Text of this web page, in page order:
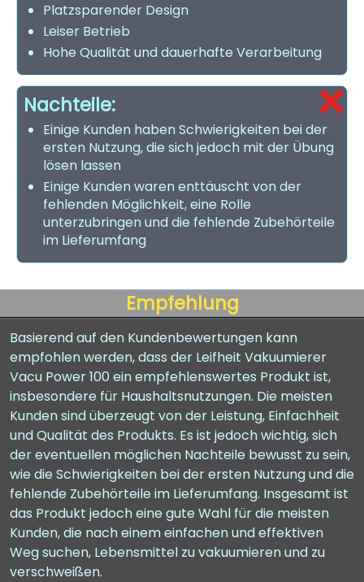
Platzsparender Design
Leiser Betrieb
Hohe Qualität und dauerhafte Verarbeitung
Nachteile:
Einige Kunden haben Schwierigkeiten bei der
ersten Nutzung, die sich jedoch mit der Übung
lösen lassen
Einige Kunden waren enttäuscht von der
fehlenden Möglichkeit, eine Rolle
unterzubringen und die fehlende Zubehörteile
im Lieferumfang
Empfehlung
Basierend auf den Kundenbewertungen kann
empfohlen werden, dass der Leifheit Vakuumierer
Vacu Power 100 ein empfehlenswertes Produkt ist,
insbesondere für Haushaltsnutzungen. Die meisten
Kunden sind überzeugt von der Leistung, Einfachheit
und Qualität des Produkts. Es ist jedoch wichtig, sich
der eventuellen möglichen Nachteile bewusst zu sein,
wie die Schwierigkeiten bei der ersten Nutzung und die
fehlende Zubehörteile im Lieferumfang. Insgesamt ist
das Produkt jedoch eine gute Wahl für die meisten
Kunden, die nach einem einfachen und effektiven
Weg suchen, Lebensmittel zu vakuumieren und zu
verschweißen.